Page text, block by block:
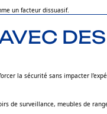
un facteur dissuasif.
la sécurité sans impacter
de surveillance, meubles de